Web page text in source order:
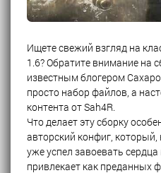
Ищете свежий взгляд на
1.6? Обратите внимание на
известным блогером
просто набор файлов, а
контента от Sah4R.
Что делает эту сборку
авторский конфиг,
уже успел завоевать
привлекает как преданных